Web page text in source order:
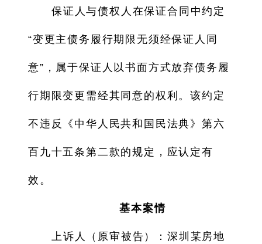
保证人与债权人在保证合同中约定
“变更主债务履行期限无须经保证人同
意”，属于保证人以书面方式放弃债务履
行期限变更需经其同意的权利。该约定
不违反《中华人民共和国民法典》第六
百九十五条第二款的规定，应认定有
效。
基本案情
上诉人（原审被告）：深圳某房地